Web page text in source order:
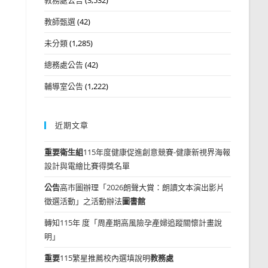
教師甄選(42)
未分類(1,285)
總務處公告(42)
輔導室公告(1,222)
近期文章
重要衛生組115年度健康促進創意競賽-健康新視界海報
設計與電繪比賽得獎名單
公告高市圖辦理「2026朗聲大賞：朗讀文本演出影片
徵選活動」之活動辦法圖書館
轉知115年 度「周產期高風險孕產婦追蹤關懷計畫說
明」
重要115繁星推薦校內選填說明教務處